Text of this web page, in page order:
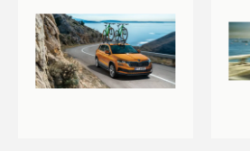
ul. Gumniska 36a, Tarnów
+48 146 274 566
sklep@autobaczek.pl